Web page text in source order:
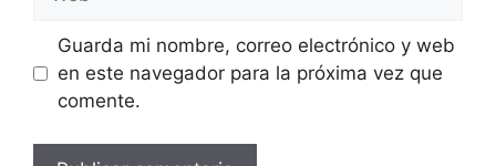
Guarda mi nombre, correo electrónico y web
en este navegador para la próxima vez que
comente.